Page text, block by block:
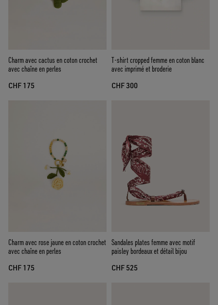
Charm avec cactus en coton crochet
avec chaîne en perles
CHF 175
T-shirt cropped femme en coton blanc
avec imprimé et broderie
CHF 300
Charm avec rose jaune en coton crochet
avec chaîne en perles
CHF 175
Sandales plates femme avec motif
paisley bordeaux et détail bijou
CHF 525